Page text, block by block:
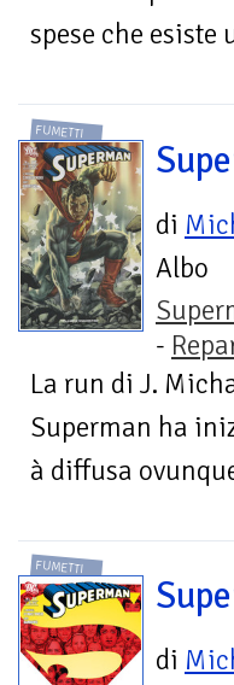
spese che
FUMETTI
di
Albo
-
La run di J.
Superman ha
à diffusa
FUMETTI
di